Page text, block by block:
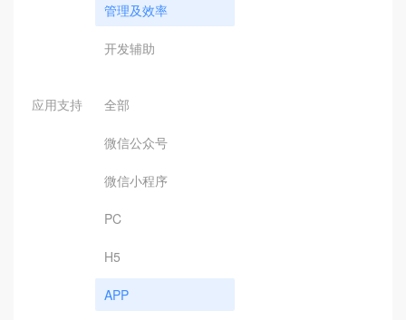
管理及效率
开发辅助
应用支持 全部
微信公众号
微信小程序
PC
H5
APP